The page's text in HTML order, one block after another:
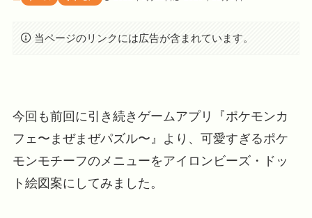
当ページのリンクには広告が含まれています。
今回も前回に引き続きゲームアプリ『ポケモンカ
フェ〜まぜまぜパズル〜』より、可愛すぎるポケ
モンモチーフのメニューをアイロンビーズ・ドッ
ト絵図案にしてみました。